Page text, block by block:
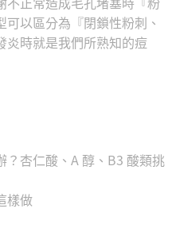
以區分為『閉鎖性粉刺、
炎時就是我們所熟知的痘
？杏仁酸、A 醇、B3 酸類挑
樣做